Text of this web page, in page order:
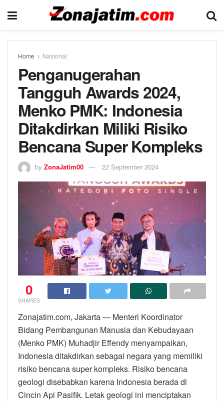
Home Nasional
Penganugerahan
Tangguh Awards 2024,
Menko PMK: Indonesia
Ditakdirkan Miliki Risiko
Bencana Super Kompleks
by ZonaJatim00 22 September 2024
0
SHARES
Zonajatim.com, Jakarta — Menteri Koordinator
Bidang Pembangunan Manusia dan Kebudayaan
(Menko PMK) Muhadjir Effendy menyampaikan,
Indonesia ditakdirkan sebagai negara yang memiliki
risiko bencana super kompleks. Risiko bencana
geologi disebabkan karena Indonesia berada di
Cincin Api Pasifik. Letak geologi ini menciptakan